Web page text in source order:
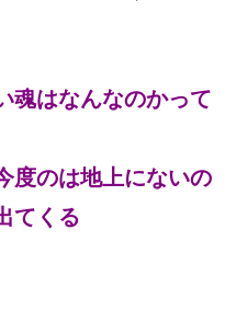
魂はなんなのかって
度のは地上にないの
てくる